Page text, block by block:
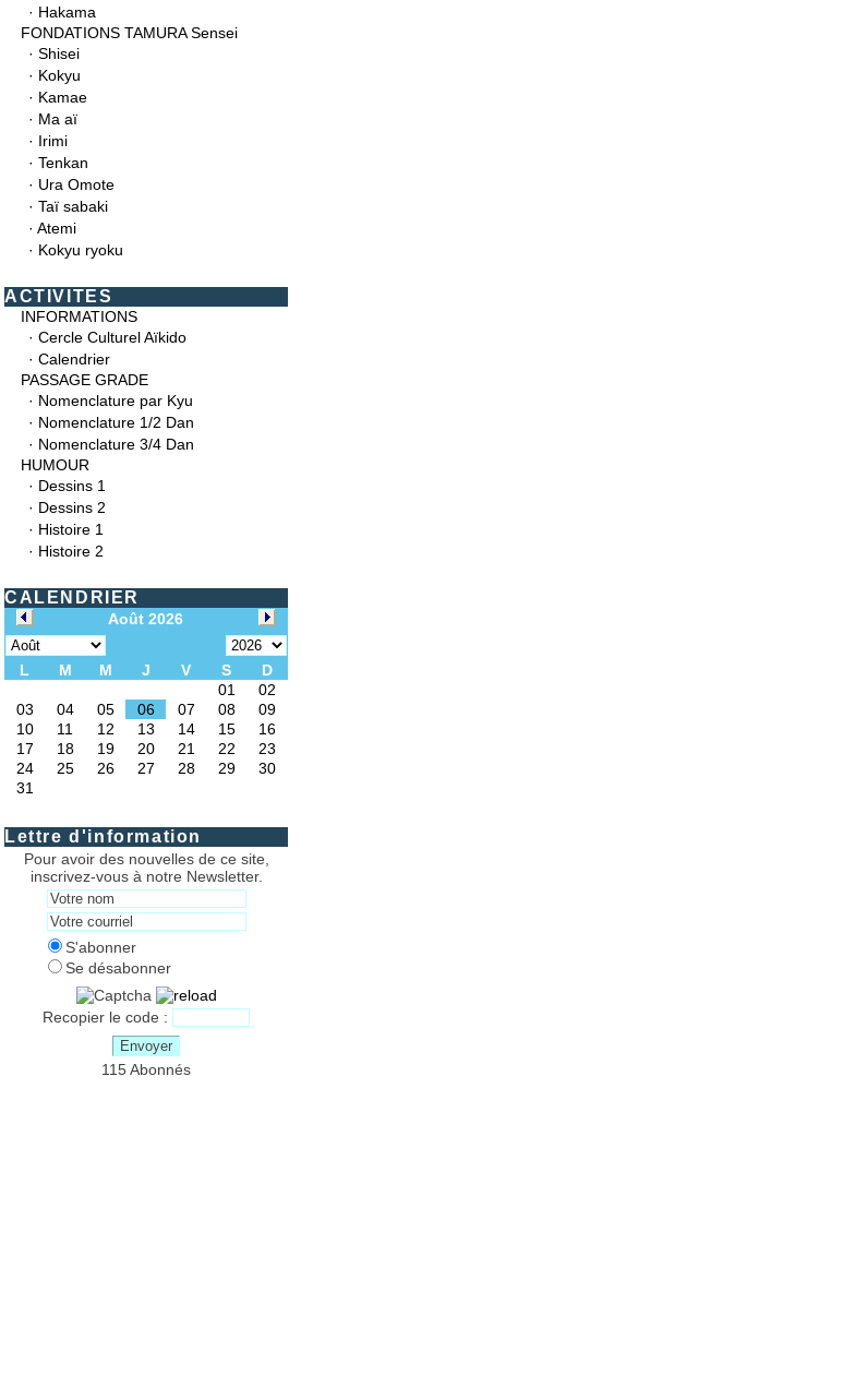
· Hakama
FONDATIONS TAMURA Sensei
· Shisei
· Kokyu
· Kamae
· Ma aï
· Irimi
· Tenkan
· Ura Omote
· Taï sabaki
· Atemi
· Kokyu ryoku
ACTIVITES
INFORMATIONS
· Cercle Culturel Aïkido
· Calendrier
PASSAGE GRADE
· Nomenclature par Kyu
· Nomenclature 1/2 Dan
· Nomenclature 3/4 Dan
HUMOUR
· Dessins 1
· Dessins 2
· Histoire 1
· Histoire 2
CALENDRIER
Lettre d'information
Pour avoir des nouvelles de ce site,
inscrivez-vous à notre Newsletter.
S'abonner
Se désabonner
Recopier le code :
Envoyer
115 Abonnés